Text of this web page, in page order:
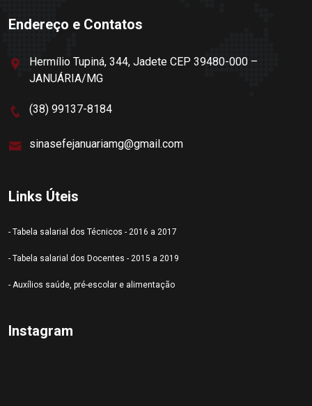
Endereço e Contatos
Hermílio Tupiná, 344, Jadete CEP 39480-000 –
JANUÁRIA/MG
(38) 99137-8184
sinasefejanuariamg@gmail.com
Links Úteis
- Tabela salarial dos Técnicos - 2016 a 2017
- Tabela salarial dos Docentes - 2015 a 2019
- Auxílios saúde, pré-escolar e alimentação
Instagram